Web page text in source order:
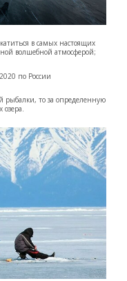
в самых настоящих
волшебной атмосферой;
рыбалки, то за определенную
озера.